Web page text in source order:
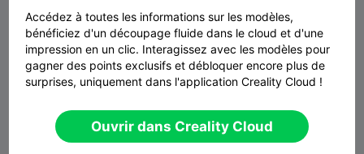
Accédez à toutes les informations sur les modèles,
bénéficiez d'un découpage fluide dans le cloud et d'une
impression en un clic. Interagissez avec les modèles pour
gagner des points exclusifs et débloquer encore plus de
surprises, uniquement dans l'application Creality Cloud !
Ouvrir dans Creality Cloud